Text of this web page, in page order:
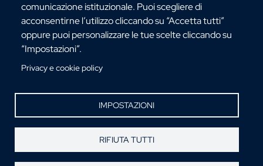
comunicazione istituzionale. Puoi scegliere di
acconsentirne l’utilizzo cliccando su “Accetta tutti”
oppure puoi personalizzare le tue scelte cliccando su
“Impostazioni”.
Privacy e cookie policy
IMPOSTAZIONI
RIFIUTA TUTTI
Via dell'Università, 25 - 89124 Reggio Calabria
C.F. 80006510806
PEC:amministrazione@pec.unirc.it
FacebookTelegram
X YouTube
©Copyright 2025 - Università degli Studi